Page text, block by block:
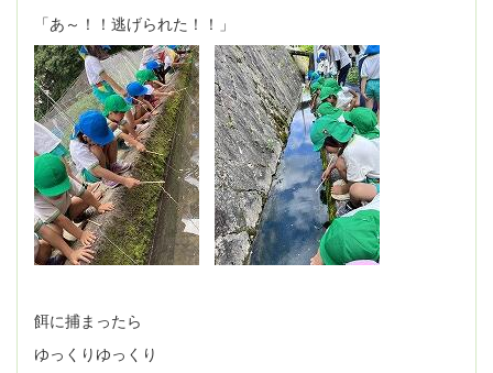
「あ～！！逃げられた！！」
餌に捕まったら
ゆっくりゆっくり